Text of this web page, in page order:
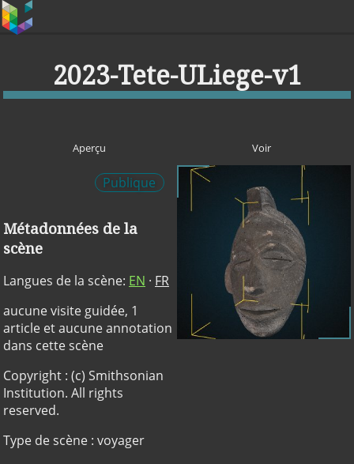
2023-Tete-ULiege-v1
Aperçu Voir
Publique
Métadonnées de la
scène
Langues de la scène: EN · FR
aucune visite guidée, 1
article et aucune annotation
dans cette scène
Copyright : (c) Smithsonian
Institution. All rights
reserved.
Type de scène : voyager